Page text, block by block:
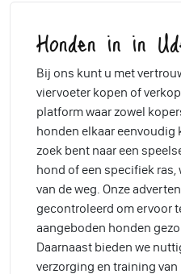
Honden in in
Bij ons kunt u met
viervoeter kopen of
platform waar zowel
honden elkaar eenvoudig
zoek bent naar een
hond of een specifiek
van de weg. Onze
gecontroleerd om ervoor
aangeboden honden
Daarnaast bieden we
verzorging en training